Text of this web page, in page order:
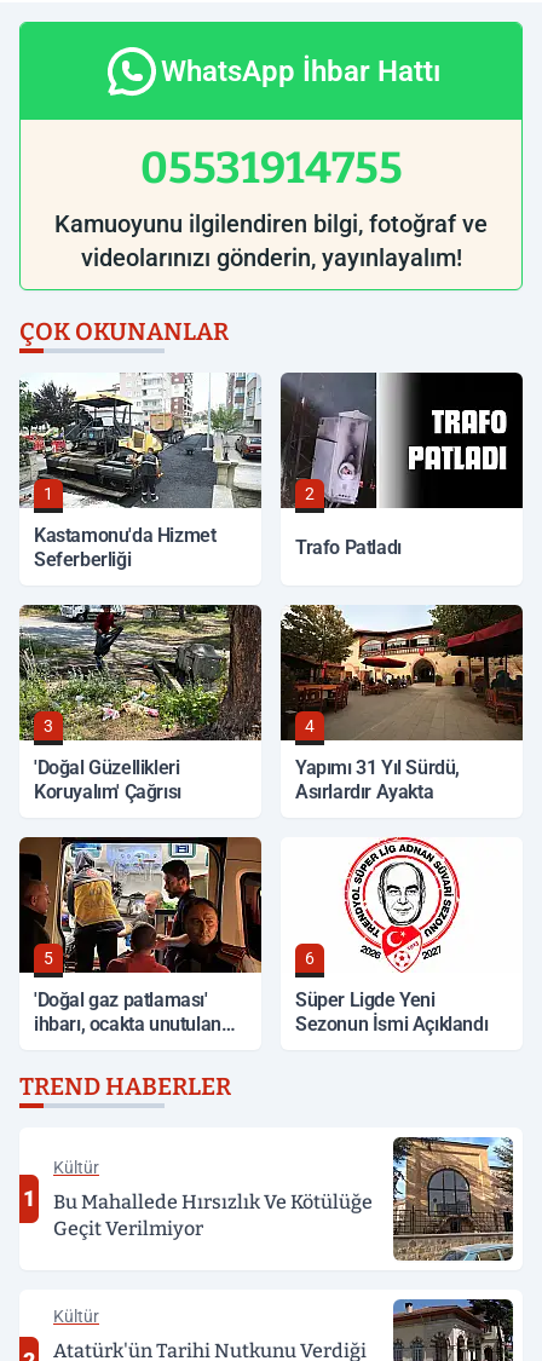
WhatsApp İhbar Hattı
05531914755
Kamuoyunu ilgilendiren bilgi, fotoğraf ve
videolarınızı gönderin, yayınlayalım!
ÇOK OKUNANLAR
1
Kastamonu'da Hizmet
Seferberliği
2
Trafo Patladı
3
'Doğal Güzellikleri
Koruyalım' Çağrısı
4
Yapımı 31 Yıl Sürdü,
Asırlardır Ayakta
5
'Doğal gaz patlaması'
ihbarı, ocakta unutulan
6
Süper Ligde Yeni
Sezonun İsmi Açıklandı
TREND HABERLER
1
Kültür
Bu Mahallede Hırsızlık Ve Kötülüğe
Geçit Verilmiyor
Kültür
Atatürk'ün Tarihi Nutkunu Verdiği